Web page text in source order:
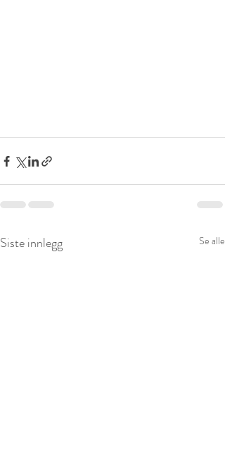
Siste innlegg Se alle